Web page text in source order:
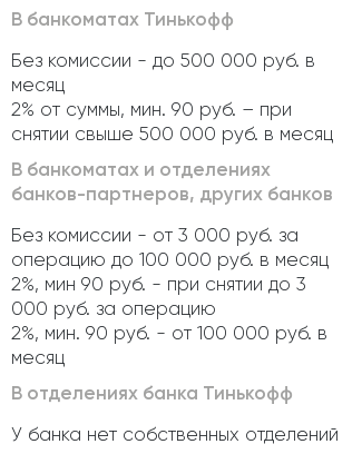
В банкоматах Тинькофф
Без комиссии - до 500 000 руб. в
месяц
2% от суммы, мин. 90 руб. – при
снятии свыше 500 000 руб. в месяц
В банкоматах и отделениях
банков-партнеров, других банков
Без комиссии - от 3 000 руб. за
операцию до 100 000 руб. в месяц
2%, мин 90 руб. - при снятии до 3
000 руб. за операцию
2%, мин. 90 руб. - от 100 000 руб. в
месяц
В отделениях банка Тинькофф
У банка нет собственных отделений